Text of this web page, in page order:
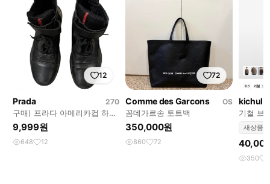
12
Prada
270
구매) 프라다 아메리카컵 하이
탑 구매합니다 41~42 사이즈
9,999원
648 12
72
Comme des Garcons
OS
꼼데가르송 토트백
350,000원
860 72
kichul
기철 브
새상품
350